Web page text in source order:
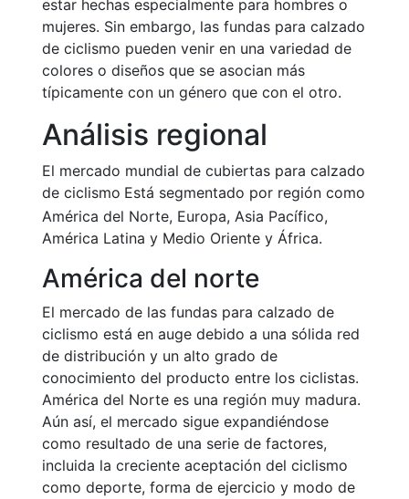
estar hechas especialmente para hombres o
mujeres. Sin embargo, las fundas para calzado
de ciclismo pueden venir en una variedad de
colores o diseños que se asocian más
típicamente con un género que con el otro.
Análisis regional
El mercado mundial de cubiertas para calzado
de ciclismo Está segmentado por región como
América del Norte, Europa, Asia Pacífico,
América Latina y Medio Oriente y África.
América del norte
El mercado de las fundas para calzado de
ciclismo está en auge debido a una sólida red
de distribución y un alto grado de
conocimiento del producto entre los ciclistas.
América del Norte es una región muy madura.
Aún así, el mercado sigue expandiéndose
como resultado de una serie de factores,
incluida la creciente aceptación del ciclismo
como deporte, forma de ejercicio y modo de